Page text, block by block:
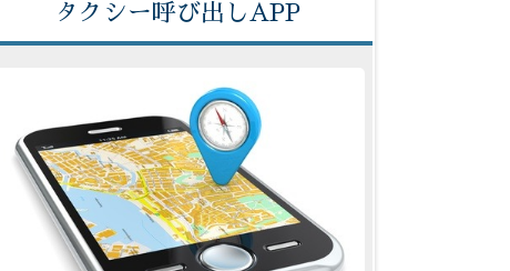
タクシー呼び出しAPP